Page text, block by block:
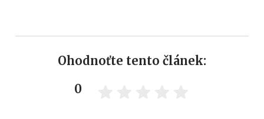
Ohodnoťte tento článek:
0